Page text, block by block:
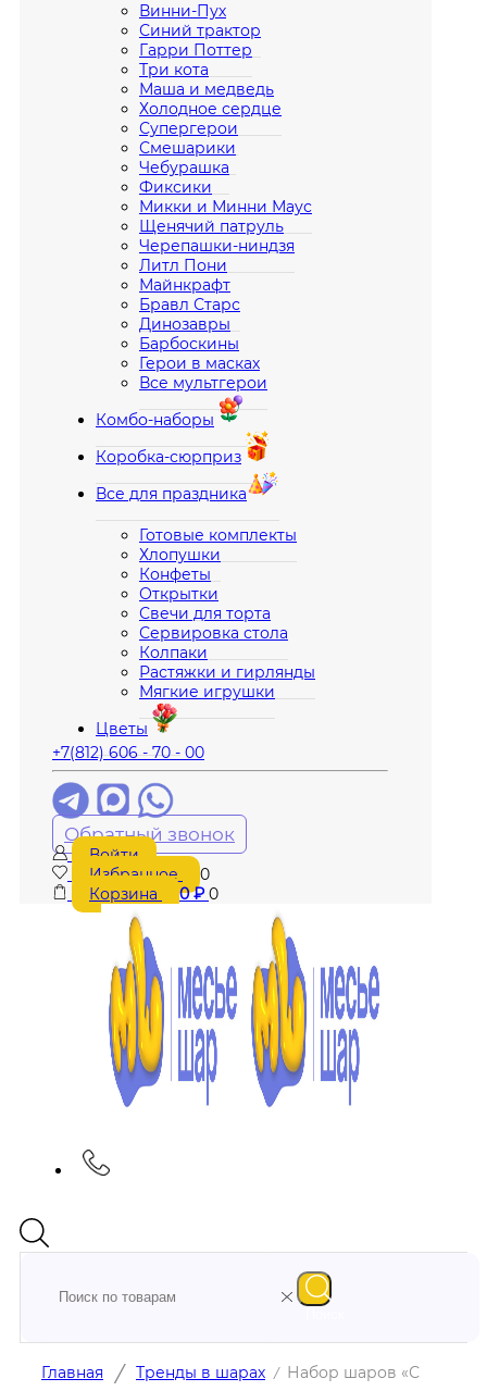
Винни-Пух
Синий трактор
Гарри Поттер
Три кота
Маша и медведь
Холодное сердце
Супергерои
Смешарики
Чебурашка
Фиксики
Микки и Минни Маус
Щенячий патруль
Черепашки-ниндзя
Литл Пони
Майнкрафт
Бравл Старс
Динозавры
Барбоскины
Герои в масках
Все мультгерои
Комбо-наборы
Коробка-сюрприз
Все для праздника
Готовые комплекты
Хлопушки
Конфеты
Открытки
Свечи для торта
Сервировка стола
Колпаки
Растяжки и гирлянды
Мягкие игрушки
Цветы
+7(812) 606 - 70 - 00
Обратный звонок
Войти
Избранное
0
Корзина
0₽ 0
Главная / Тренды в шарах / Набор шаров «С